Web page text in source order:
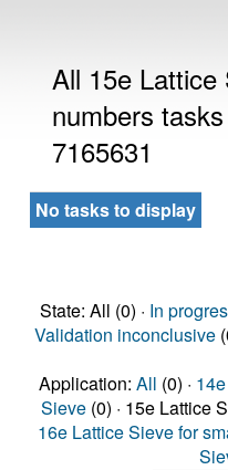
All 15e
numbers
7165631
No tasks to display
State: All (0) · In
Validation inconclusive
Application: All (0) ·
Sieve (0) · 15e Lattice
16e Lattice Sieve for